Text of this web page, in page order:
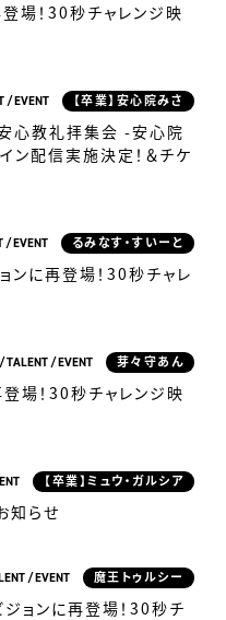
場！30秒チャレンジ映
EVENT 【卒業】安心院みさ
心教礼拝集会 -安心院
ン配信実施決定！＆チケ
EVENT るみなす・すいーと
ンに再登場！30秒チャレ
TALENT EVENT 芽々守あん
場！30秒チャレンジ映
【卒業】ミュウ・ガルシア
知らせ
EVENT 魔王トゥルシー
ジョンに再登場！30秒チ